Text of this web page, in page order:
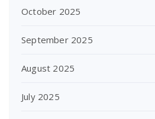
October 2025
September 2025
August 2025
July 2025